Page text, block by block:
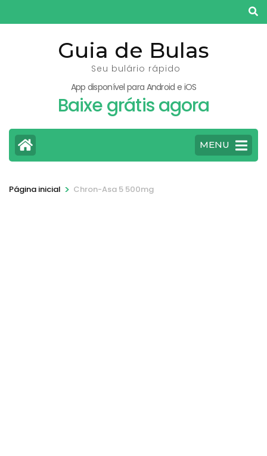
para
Guia de Bulas
Seu bulário rápido
App disponível para Android e iOS
Baixe grátis agora
MENU
Página inicial > Chron-Asa 5 500mg